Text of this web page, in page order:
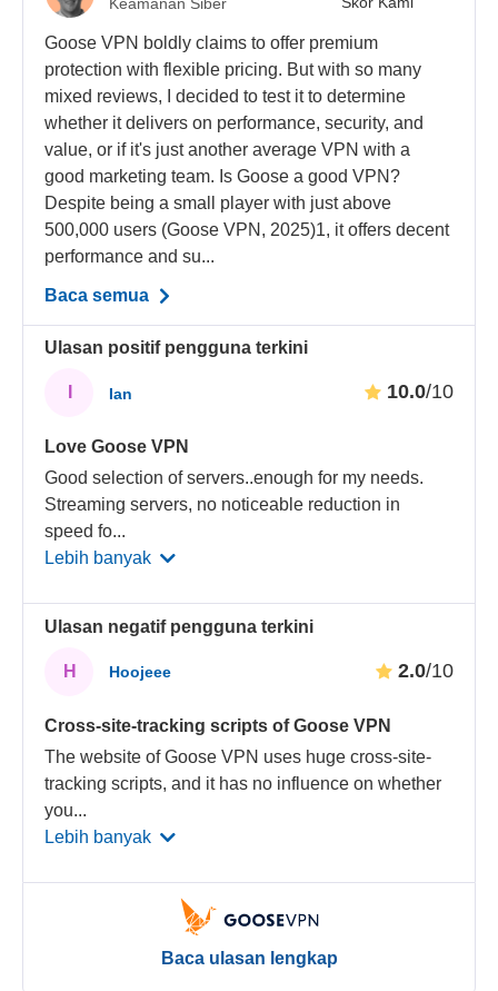
Keamanan Siber
Goose VPN boldly claims to offer premium
protection with flexible pricing. But with so many
mixed reviews, I decided to test it to determine
whether it delivers on performance, security, and
value, or if it's just another average VPN with a
good marketing team. Is Goose a good VPN?
Despite being a small player with just above
500,000 users (Goose VPN, 2025)1, it offers decent
performance and su...
Baca semua
Ulasan positif pengguna terkini
Ian 10.0/10
Love Goose VPN
Good selection of servers..enough for my needs.
Streaming servers, no noticeable reduction in
speed fo...
Lebih banyak
Ulasan negatif pengguna terkini
H Hoojeee 2.0/10
Cross-site-tracking scripts of Goose VPN
The website of Goose VPN uses huge cross-site-
tracking scripts, and it has no influence on whether
you...
Lebih banyak
Baca ulasan lengkap